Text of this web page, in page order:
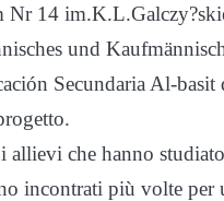
14
und
Secundaria Al-basit
che hanno
incontrati più volte per